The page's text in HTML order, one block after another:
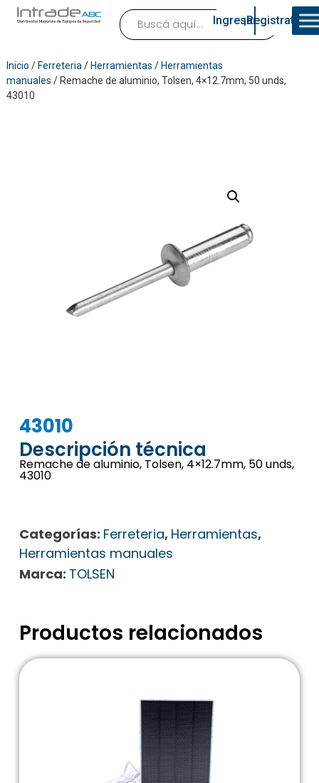
Ingresar¡Registrate!
Inicio / Ferreteria / Herramientas / Herramientas
manuales / Remache de aluminio, Tolsen, 4×12.7mm, 50 unds,
43010
43010
Descripción técnica
Remache de aluminio, Tolsen, 4×12.7mm, 50 unds,
43010
Categorías: Ferreteria, Herramientas,
Herramientas manuales
Marca: TOLSEN
Productos relacionados